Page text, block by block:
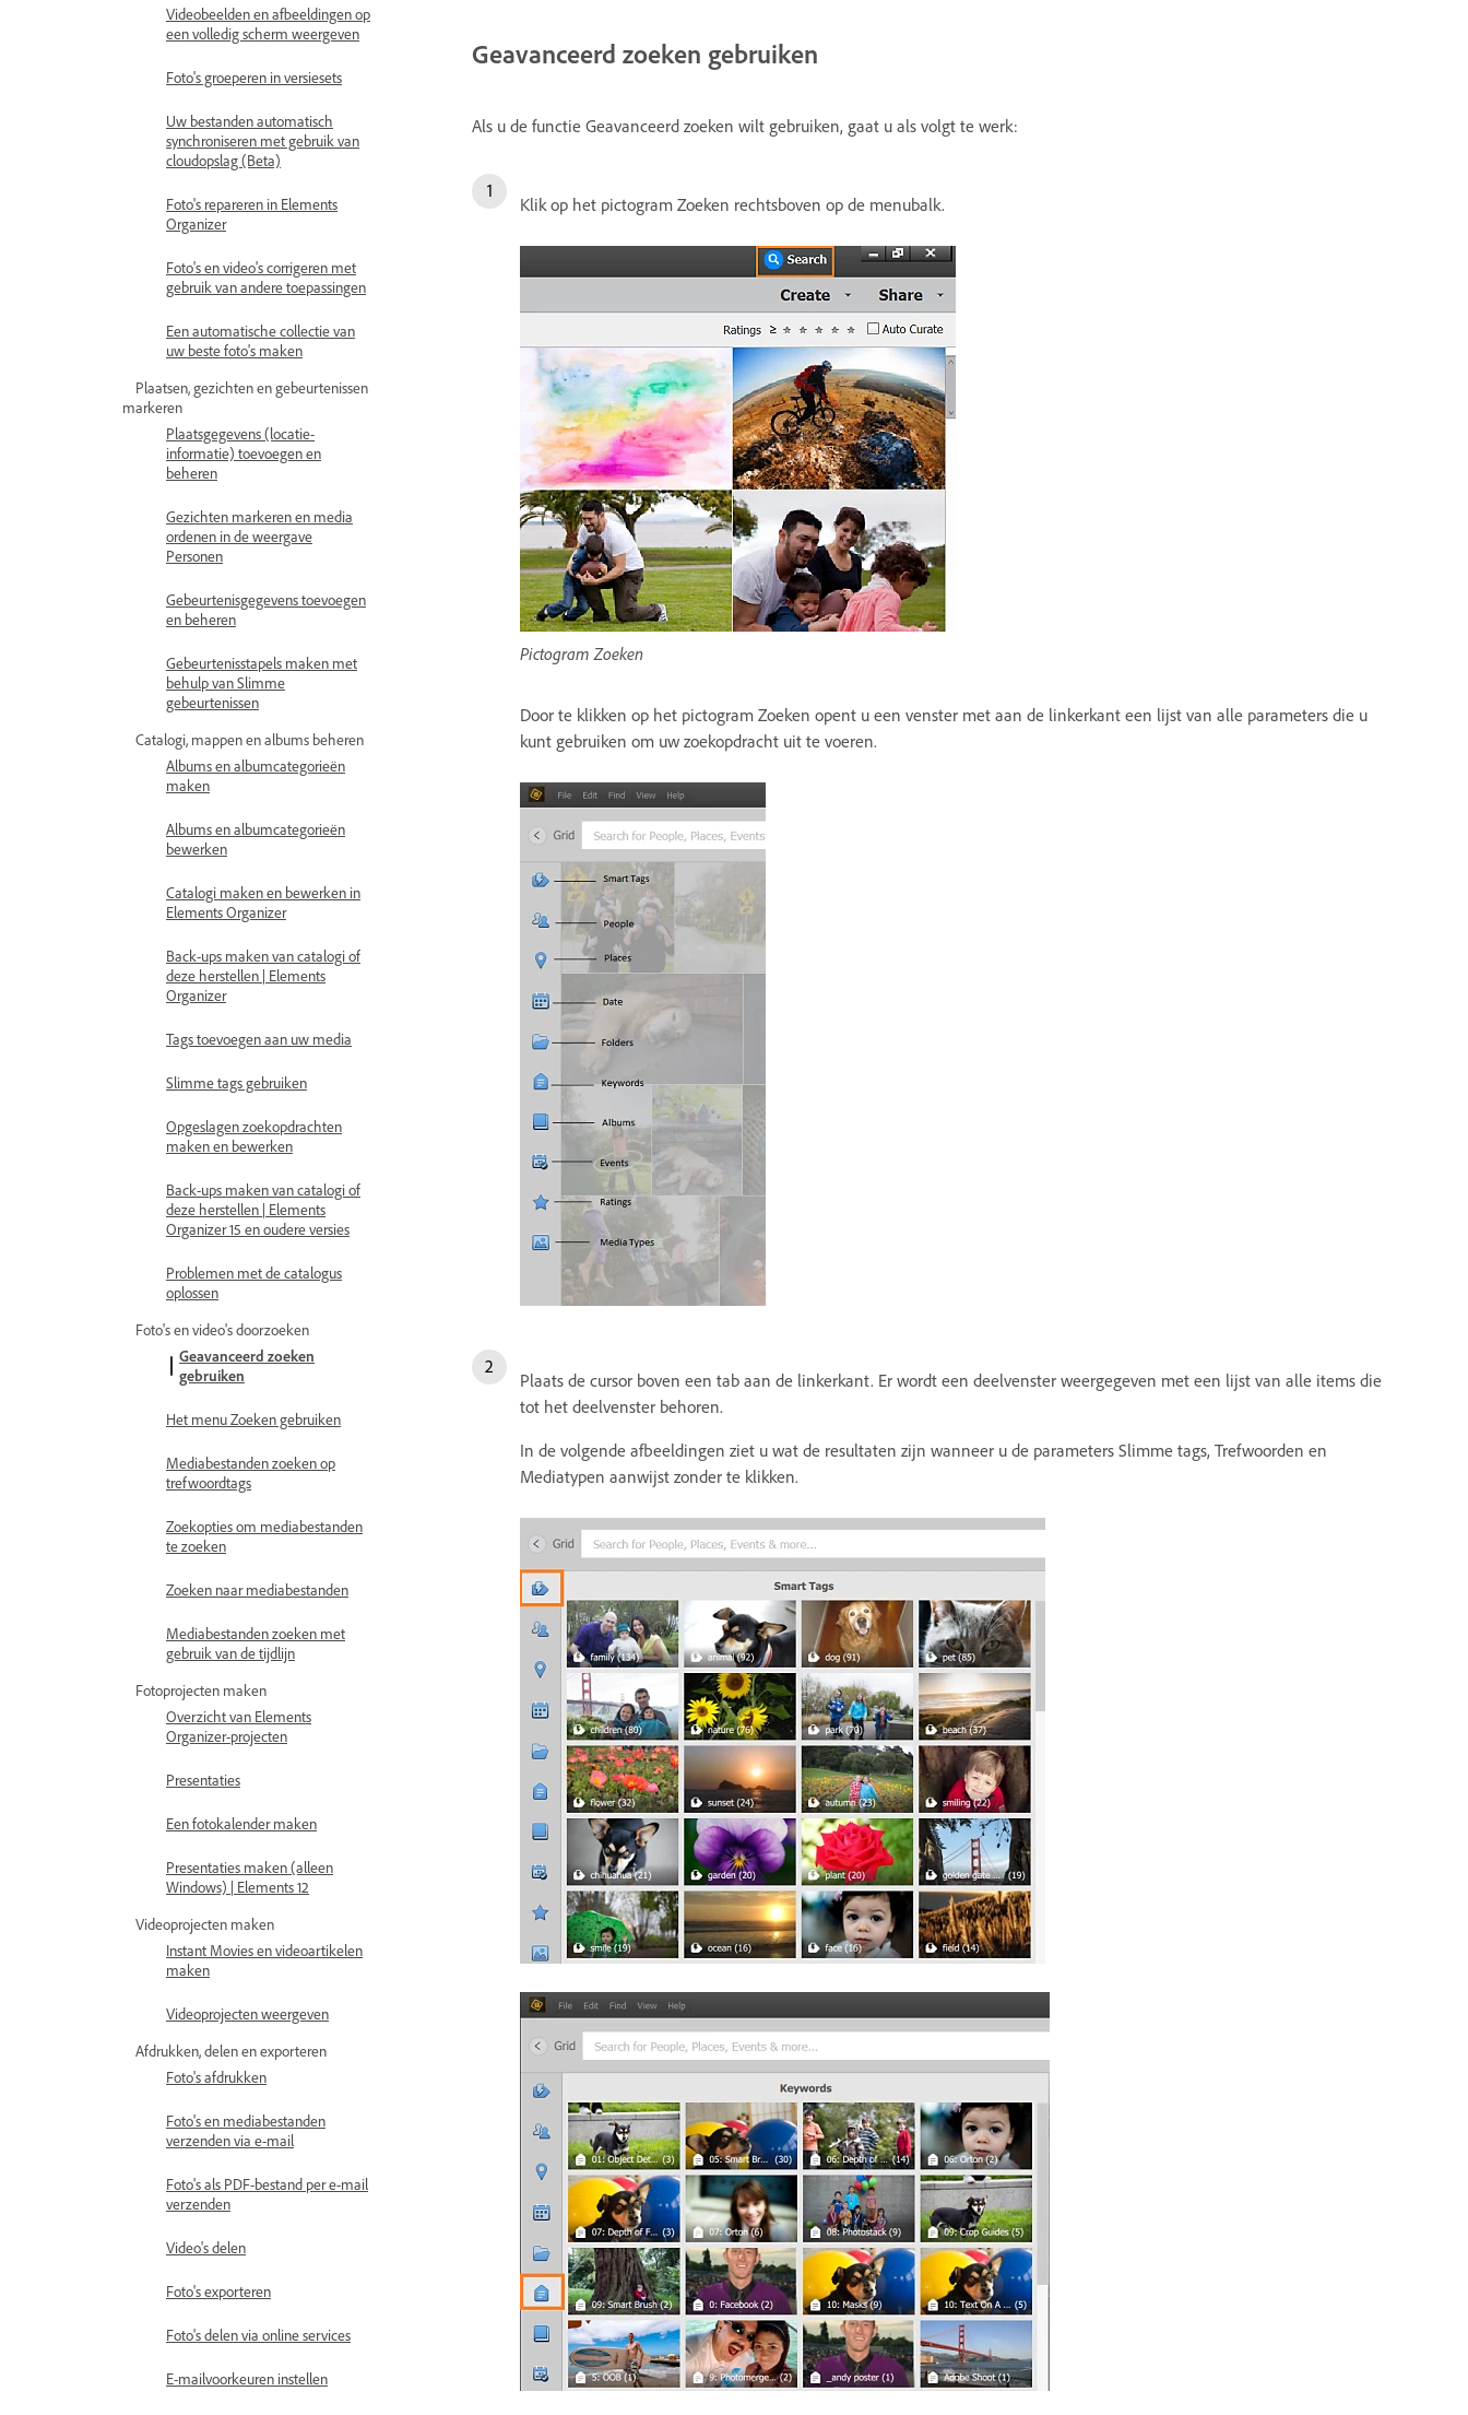
Videobeelden en afbeeldingen op
een volledig scherm weergeven
Foto's groeperen in versiesets
Uw bestanden automatisch
synchroniseren met gebruik van
cloudopslag (Beta)
Foto's repareren in Elements
Organizer
Foto's en video's corrigeren met
gebruik van andere toepassingen
Een automatische collectie van
uw beste foto's maken
Plaatsen, gezichten en gebeurtenissen
markeren
Plaatsgegevens (locatie-
informatie) toevoegen en
beheren
Gezichten markeren en media
ordenen in de weergave
Personen
Gebeurtenisgegevens toevoegen
en beheren
Gebeurtenisstapels maken met
behulp van Slimme
gebeurtenissen
Catalogi, mappen en albums beheren
Albums en albumcategorieën
maken
Albums en albumcategorieën
bewerken
Catalogi maken en bewerken in
Elements Organizer
Back-ups maken van catalogi of
deze herstellen | Elements
Organizer
Tags toevoegen aan uw media
Slimme tags gebruiken
Opgeslagen zoekopdrachten
maken en bewerken
Back-ups maken van catalogi of
deze herstellen | Elements
Organizer 15 en oudere versies
Problemen met de catalogus
oplossen
Foto's en video's doorzoeken
Geavanceerd zoeken
gebruiken
Het menu Zoeken gebruiken
Mediabestanden zoeken op
trefwoordtags
Zoekopties om mediabestanden
te zoeken
Zoeken naar mediabestanden
Mediabestanden zoeken met
gebruik van de tijdlijn
Fotoprojecten maken
Overzicht van Elements
Organizer-projecten
Presentaties
Een fotokalender maken
Presentaties maken (alleen
Windows) | Elements 12
Videoprojecten maken
Instant Movies en videoartikelen
maken
Videoprojecten weergeven
Afdrukken, delen en exporteren
Foto's afdrukken
Foto's en mediabestanden
verzenden via e-mail
Foto's als PDF-bestand per e-mail
verzenden
Video's delen
Foto's exporteren
Foto's delen via online services
E-mailvoorkeuren instellen
Geavanceerd zoeken gebruiken
Als u de functie Geavanceerd zoeken wilt gebruiken, gaat u als volgt te werk:
Klik op het pictogram Zoeken rechtsboven op de menubalk.
Pictogram Zoeken
Door te klikken op het pictogram Zoeken opent u een venster met aan de linkerkant een lijst van alle parameters die u
kunt gebruiken om uw zoekopdracht uit te voeren.
Plaats de cursor boven een tab aan de linkerkant. Er wordt een deelvenster weergegeven met een lijst van alle items die
tot het deelvenster behoren.
In de volgende afbeeldingen ziet u wat de resultaten zijn wanneer u de parameters Slimme tags, Trefwoorden en
Mediatypen aanwijst zonder te klikken.